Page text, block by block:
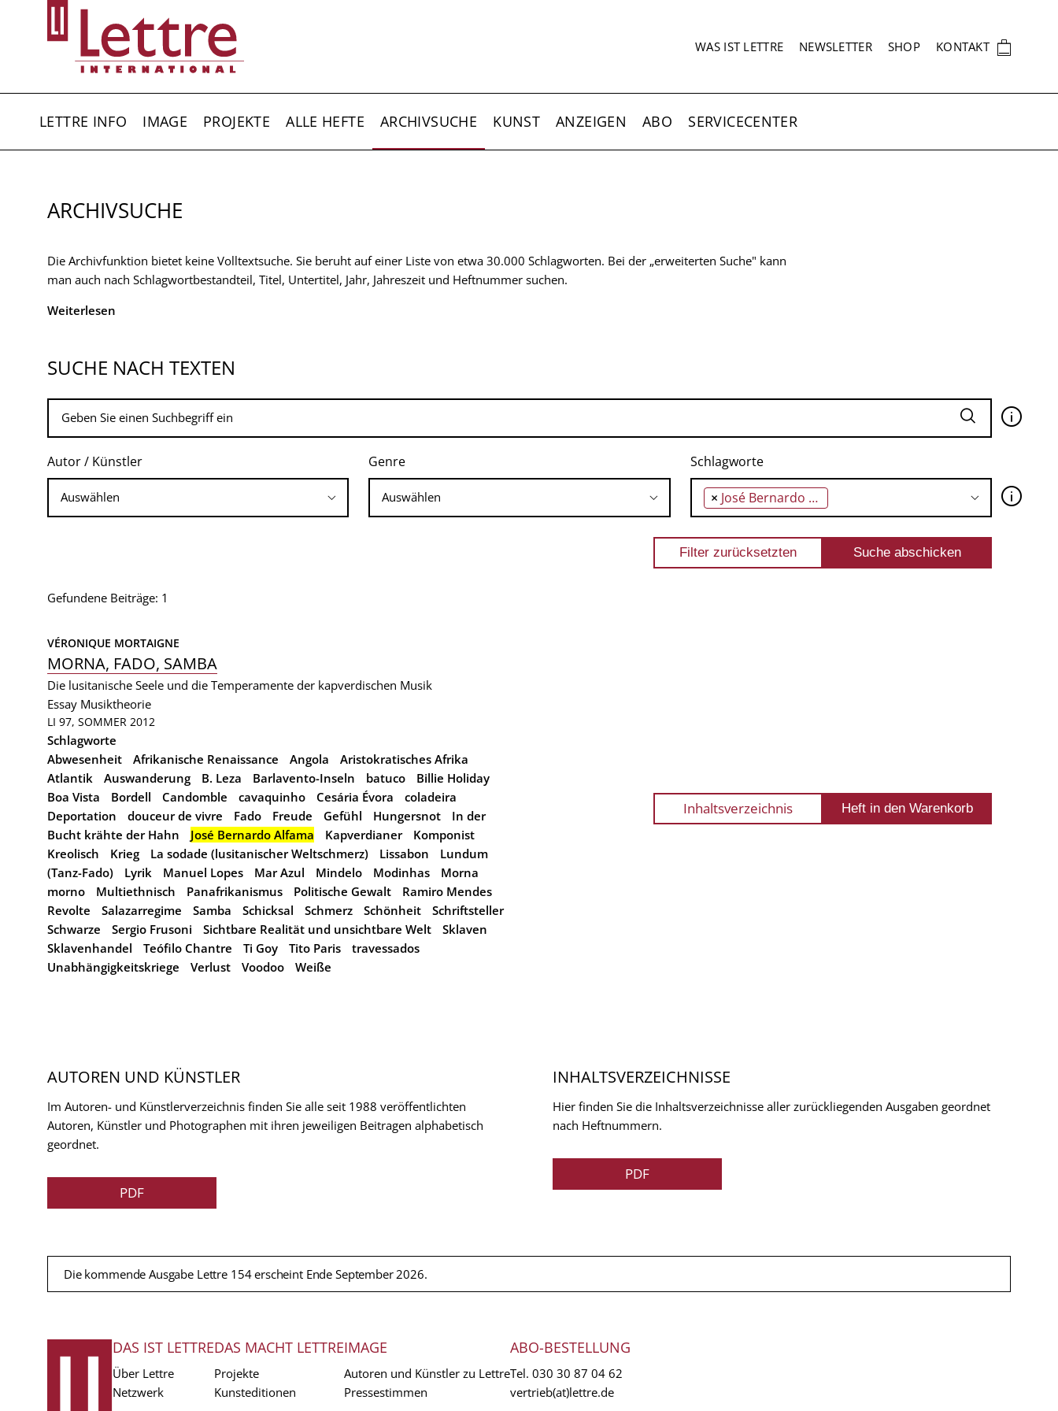
SEKUNDÄRNAVIGATION
WAS IST LETTRE NEWSLETTER SHOP KONTAKT 🛍
LETTRE INFO IMAGE PROJEKTE ALLE HEFTE ARCHIVSUCHE KUNST ANZEIGEN ABO SERVICECENTER
ARCHIVSUCHE
Die Archivfunktion bietet keine Volltextsuche. Sie beruht auf einer Liste von etwa 30.000 Schlagworten. Bei der „erweiterten Suche" kann
man auch nach Schlagwortbestandteil, Titel, Untertitel, Jahr, Jahreszeit und Heftnummer suchen.
Weiterlesen
SUCHE NACH TEXTEN
🛈
Autor / Künstler Genre Schlagworte
× José Bernardo Alfama 🛈
Gefundene Beiträge: 1
VÉRONIQUE MORTAIGNE
MORNA, FADO, SAMBA
Die lusitanische Seele und die Temperamente der kapverdischen Musik
Essay Musiktheorie
LI 97, SOMMER 2012
Schlagworte
Abwesenheit
Afrikanische Renaissance Angola
Aristokratisches Afrika
Atlantik
Auswanderung B. Leza Barlavento-Inseln batuco
Billie Holiday
Boa Vista
Bordell Candomble cavaquinho Cesária Évora
coladeira
Deportation
douceur de vivre Fado Freude Gefühl Hungersnot
In der
Bucht krähte der Hahn
José Bernardo Alfama Kapverdianer
Komponist
Kreolisch
Krieg La sodade (lusitanischer Weltschmerz) Lissabon
Lundum
(Tanz-Fado)
Lyrik Manuel Lopes Mar Azul Mindelo Modinhas
Morna
morno
Multiethnisch Panafrikanismus Politische Gewalt
Ramiro Mendes
Revolte
Salazarregime Samba Schicksal Schmerz Schönheit
Schriftsteller
Schwarze
Sergio Frusoni Sichtbare Realität und unsichtbare Welt
Sklaven
Sklavenhandel
Teófilo Chantre Ti Goy Tito Paris
travessados
Unabhängigkeitskriege
Verlust Voodoo Weiße
Inhaltsverzeichnis
AUTOREN UND KÜNSTLER
Im Autoren- und Künstlerverzeichnis finden Sie alle seit 1988 veröffentlichten
Autoren, Künstler und Photographen mit ihren jeweiligen Beitragen alphabetisch
geordnet.
PDF
INHALTSVERZEICHNISSE
Hier finden Sie die Inhaltsverzeichnisse aller zurückliegenden Ausgaben geordnet
nach Heftnummern.
PDF
Die kommende Ausgabe Lettre 154 erscheint Ende September 2026.
FUSSZEILE
DAS IST LETTRE
Über Lettre
Netzwerk
DAS MACHT LETTRE
Projekte
Kunsteditionen
IMAGE
Autoren und Künstler zu Lettre
Pressestimmen
ABO-BESTELLUNG
Tel. 030 30 87 04 62
vertrieb(at)lettre.de